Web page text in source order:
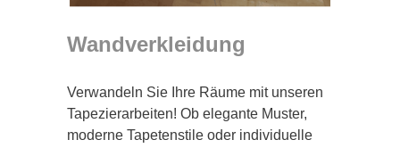
Wandverkleidung
Verwandeln Sie Ihre Räume mit unseren
Tapezierarbeiten! Ob elegante Muster,
moderne Tapetenstile oder individuelle